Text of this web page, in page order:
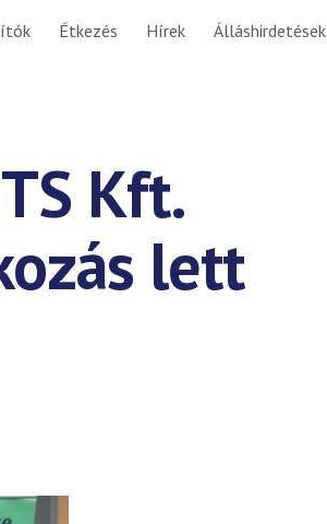
Étkezés Hírek Álláshirdetések
Kft.
lett